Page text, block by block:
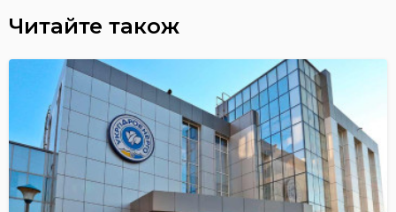
Читайте також